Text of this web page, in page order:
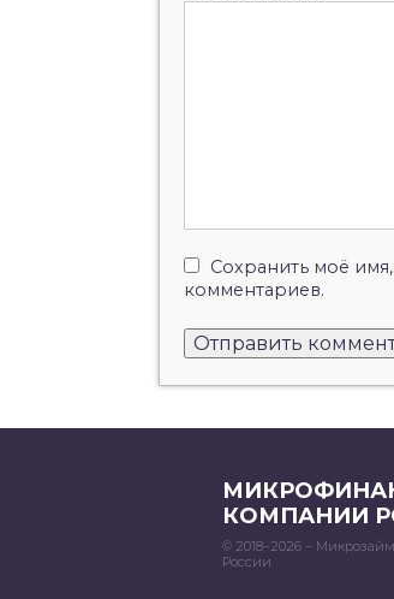
Сохранить моё
комментариев.
КОМПАНИИ
© 2018–2026 –
России